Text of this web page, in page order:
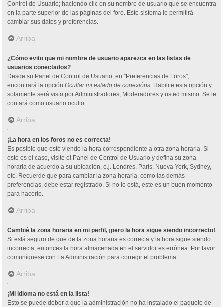
Control de Usuario; haciendo clic en su nombre de usuario que se encuentra
en la parte superior de las páginas del foro. Este sistema le permitirá
cambiar sus datos y preferencias.
Arriba
¿Cómo evito que mi nombre de usuario aparezca en las listas de
usuarios conectados?
Desde su Panel de Control de Usuario, en "Preferencias de Foros",
encontrará la opción Ocultar mi estado de conexións . Habilite esta opción y
solamente será visto por Administradores, Moderadores y usted mismo. Se le
contará como usuario oculto.
Arriba
¡La hora en los foros no es correcta!
Es posible que esté viendo la hora correspondiente a otra zona horaria. Si
este es el caso, visite el Panel de Control de Usuario y defina su zona
horaria de acuerdo a su ubicación, e.j. Londres, París, Nueva York, Sydney,
etc. Recuerde que para cambiar la zona horaria, como las demás
preferencias, debe estar registrado. Si no lo está, este es un buen momento
para hacerlo.
Arriba
Cambié la zona horaria en mi perfil, ¡pero la hora sigue siendo incorrecto!
Si está seguro de que de la zona horaria es correcta y la hora sigue siendo
incorrecta, entonces la hora almacenada en el servidor es errónea. Por favor
comuníquese con La Administración para corregir el problema.
Arriba
¡Mi idioma no está en la lista!
Esto se puede deber a que la administración no ha instalado el paquete de